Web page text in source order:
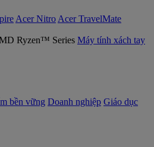
Acer Nitro Acer TravelMate
Máy tính xách tay
bền vững Doanh nghiệp Giáo dục